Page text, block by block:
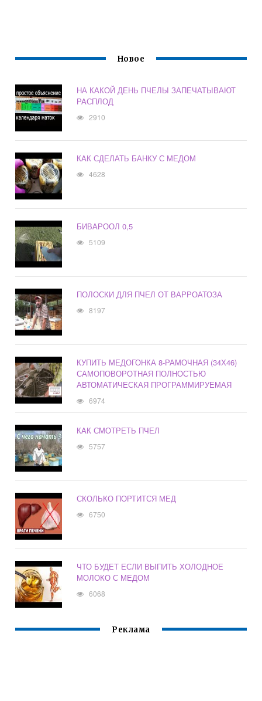
Новое
НА КАКОЙ ДЕНЬ ПЧЕЛЫ ЗАПЕЧАТЫВАЮТ
РАСПЛОД
2910
КАК СДЕЛАТЬ БАНКУ С МЕДОМ
4628
БИВАРООЛ 0,5
5109
ПОЛОСКИ ДЛЯ ПЧЕЛ ОТ ВАРРОАТОЗА
8197
КУПИТЬ МЕДОГОНКА 8-РАМОЧНАЯ (34Х46)
САМОПОВОРОТНАЯ ПОЛНОСТЬЮ
АВТОМАТИЧЕСКАЯ ПРОГРАММИРУЕМАЯ
6974
КАК СМОТРЕТЬ ПЧЕЛ
5757
СКОЛЬКО ПОРТИТСЯ МЕД
6750
ЧТО БУДЕТ ЕСЛИ ВЫПИТЬ ХОЛОДНОЕ
МОЛОКО С МЕДОМ
6068
Реклама